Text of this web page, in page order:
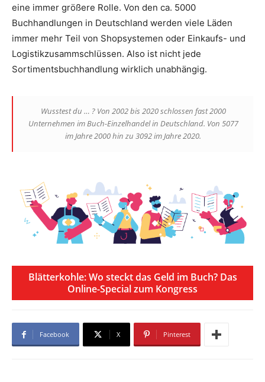
eine immer größere Rolle. Von den ca. 5000
Buchhandlungen in Deutschland werden viele Läden
immer mehr Teil von Shopsystemen oder Einkaufs- und
Logistikzusammschlüssen. Also ist nicht jede
Sortimentsbuchhandlung wirklich unabhängig.
Wusstest du … ? Von 2002 bis 2020 schlossen fast 2000
Unternehmen im Buch-Einzelhandel in Deutschland. Von 5077
im Jahre 2000 hin zu 3092 im Jahre 2020.
Blätterkohle: Wo steckt das Geld im Buch? Das
Online-Special zum Kongress
Facebook X Pinterest